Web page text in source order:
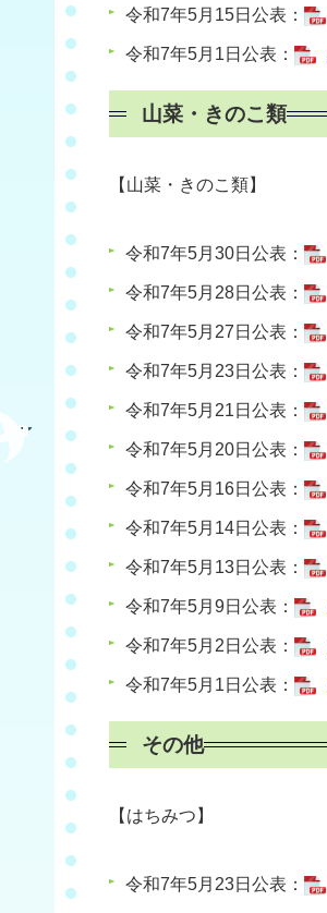
令和7年5月15日公表：
令和7年5月1日公表：
山菜・きのこ類
【山菜・きのこ類】
令和7年5月30日公表：
令和7年5月28日公表：
令和7年5月27日公表：
令和7年5月23日公表：
令和7年5月21日公表：
令和7年5月20日公表：
令和7年5月16日公表：
令和7年5月14日公表：
令和7年5月13日公表：
令和7年5月9日公表：
令和7年5月2日公表：
令和7年5月1日公表：
その他
【はちみつ】
令和7年5月23日公表：